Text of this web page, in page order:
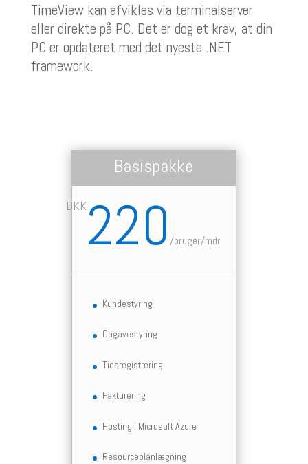
TimeView kan afvikles via terminalserver
eller direkte på PC. Det er dog et krav, at din
PC er opdateret med det nyeste .NET
framework.
Basispakke
DKK220/bruger/mdr
Kundestyring
Opgavestyring
Tidsregistrering
Fakturering
Hosting i Microsoft Azure
Resourceplanlægning